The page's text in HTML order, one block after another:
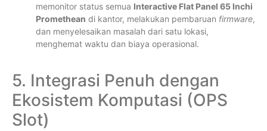
memonitor status semua Interactive Flat Panel 65 Inchi
Promethean di kantor, melakukan pembaruan firmware,
dan menyelesaikan masalah dari satu lokasi,
menghemat waktu dan biaya operasional.
5. Integrasi Penuh dengan
Ekosistem Komputasi (OPS
Slot)